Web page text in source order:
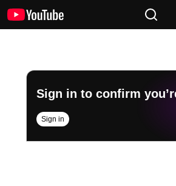
Sign in to confirm
Sign in